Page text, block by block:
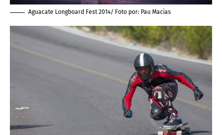
Aguacate Longboard Fest 2014/ Foto por: Pau Macias